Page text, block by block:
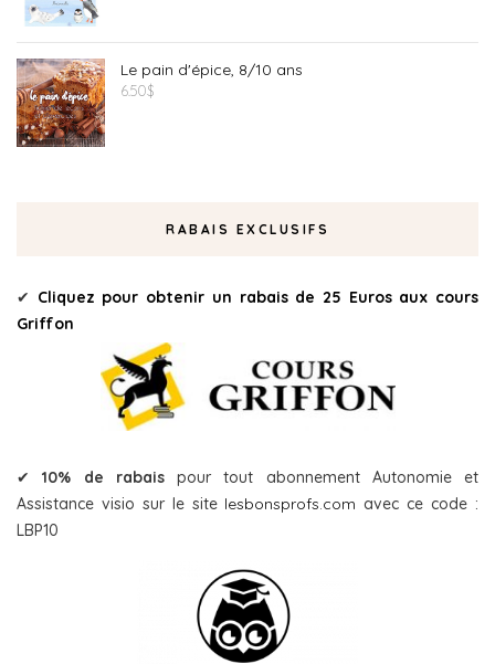
Le pain d'épice, 8/10 ans
6.50$
RABAIS EXCLUSIFS
✔ Cliquez pour obtenir un rabais de 25 Euros aux cours
Griffon
✔10% de rabaispour tout abonnement Autonomie et
Assistance visio sur le site lesbonsprofs.com avec ce code :
LBP10